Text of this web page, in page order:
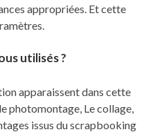
appropriées. Et cette
utilisés ?
apparaissent dans cette
photomontage, Le collage,
issus du scrapbooking